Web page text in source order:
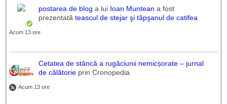
postarea de blog a lui Ioan Muntean a fost
prezentată teascul de stejar şi tăpşanul de catifea
Acum 13 ore
Cetatea de stâncă a rugăciunii nemicșorate – jurnal
de călătorie prin Cronopedia
Acum 13 ore